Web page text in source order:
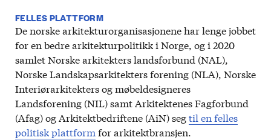
FELLES PLATTFORM
De norske arkitekturorganisasjonene har lenge jobbet
for en bedre arkitekturpolitikk i Norge, og i 2020
samlet Norske arkitekters landsforbund (NAL),
Norske Landskapsarkitekters forening (NLA), Norske
Interiørarkitekters og møbeldesigneres
Landsforening (NIL) samt Arkitektenes Fagforbund
(Afag) og Arkitektbedriftene (AiN) segtil en felles
politisk plattform for arkitektbransjen.